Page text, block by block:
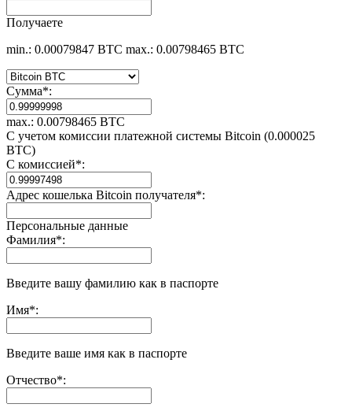
Получаете
min.: 0.00079847 BTC max.: 0.00798465 BTC
Сумма*:
max.: 0.00798465 BTC
С учетом комиссии платежной системы Bitcoin (0.000025
BTC)
С комиссией*:
Адрес кошелька Bitcoin получателя*:
Персональные данные
Фамилия*:
Введите вашу фамилию как в паспорте
Имя*:
Введите ваше имя как в паспорте
Отчество*: